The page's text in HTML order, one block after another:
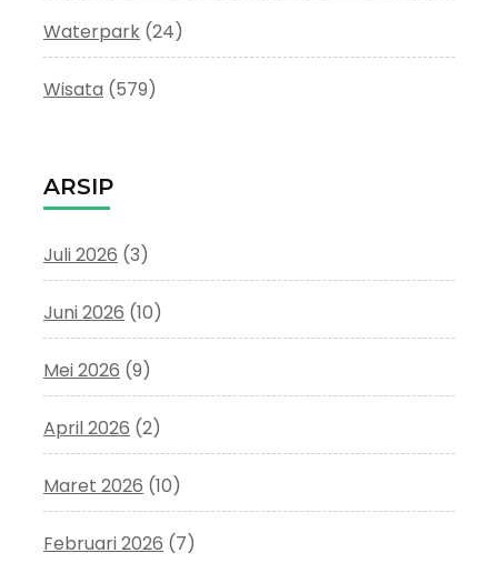
Waterpark (24)
Wisata (579)
ARSIP
Juli 2026 (3)
Juni 2026 (10)
Mei 2026 (9)
April 2026 (2)
Maret 2026 (10)
Februari 2026 (7)